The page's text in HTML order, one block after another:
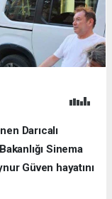
Darıcalı
Sinema
Güven hayatını